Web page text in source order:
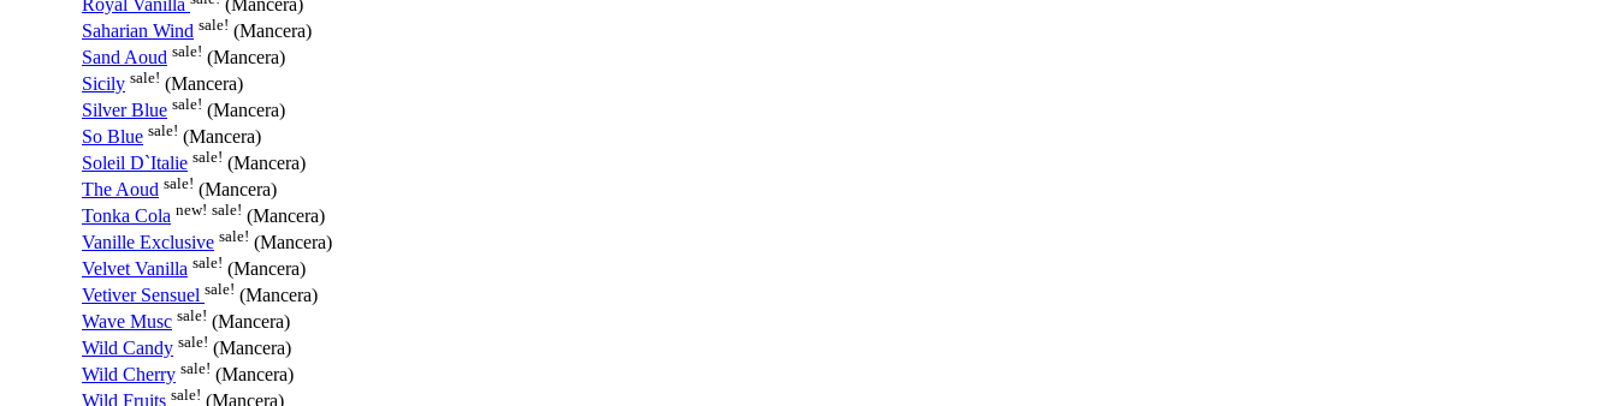
Royal Vanilla
(Mancera)
Saharian Wind sale! (Mancera)
Sand Aoud sale! (Mancera)
Sicily sale! (Mancera)
Silver Blue sale! (Mancera)
So Blue sale! (Mancera)
Soleil D`Italie sale! (Mancera)
The Aoud sale! (Mancera)
Tonka Cola new! sale! (Mancera)
Vanille Exclusive sale! (Mancera)
Velvet Vanilla sale! (Mancera)
Vetiver Sensuel sale! (Mancera)
Wave Musc sale! (Mancera)
Wild Candy sale! (Mancera)
Wild Cherry sale! (Mancera)
Wild Fruits sale! (Mancera)